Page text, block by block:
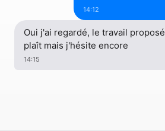
14:12
Oui j'ai regardé, le travail
plaît mais j'hésite encore
14:15